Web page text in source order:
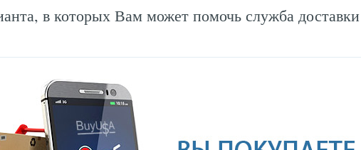
в которых Вам может помочь служба